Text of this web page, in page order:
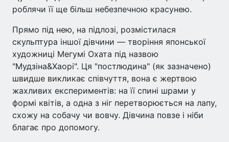
роблячи її ще більш небезпечною красунею.
Прямо під нею, на підлозі, розмістилася
скульптура іншої дівчини — творіння японської
художниці Мегумі Охата під назвою
"Мудзіна&Хаорі". Ця "постлюдина" (як зазначено)
швидше викликає співчуття, вона є жертвою
жахливих експериментів: на її спині шрами у
формі квітів, а одна з ніг перетворюється на лапу,
схожу на собачу чи вовчу. Дівчина повзе і ніби
благає про допомогу.